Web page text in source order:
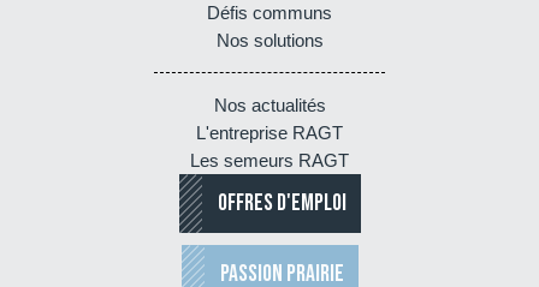
Défis communs
Nos solutions
Nos actualités
L'entreprise RAGT
Les semeurs RAGT
OFFRES D'EMPLOI
PASSION PRAIRIE